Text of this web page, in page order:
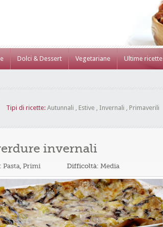
Dolci & Dessert Vegetariane Ultime ricette
Tipi di ricette: Autunnali , Estive , Invernali , Primaverili
invernali
Pasta, Primi Difficoltà: Media